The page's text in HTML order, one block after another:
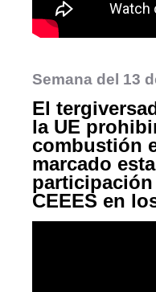
Semana del 13
El
la UE
combustión
marcado
participación
CEEES en